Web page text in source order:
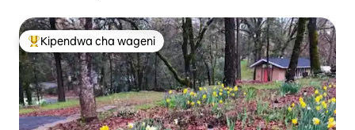
Kipendwa maarufu cha wageni
Kipendwa cha wageni